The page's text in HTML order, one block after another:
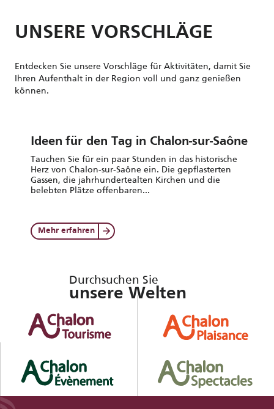
UNSERE VORSCHLÄGE
Entdecken Sie unsere Vorschläge für Aktivitäten, damit Sie
Ihren Aufenthalt in der Region voll und ganz genießen
können.
Ideen für den Tag in Chalon-sur-Saône
Tauchen Sie für ein paar Stunden in das historische
Herz von Chalon-sur-Saône ein. Die gepflasterten
Gassen, die jahrhundertealten Kirchen und die
belebten Plätze offenbaren...
Mehr erfahren
Durchsuchen Sie
unsere Welten